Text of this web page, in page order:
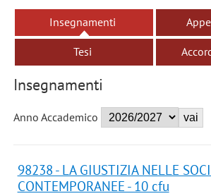
Insegnamenti
Tesi
Insegnamenti
Anno Accademico
98238 - LA GIUSTIZIA NELLE
CONTEMPORANEE - 10 cfu